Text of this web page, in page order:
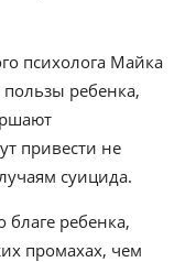
психолога Майка
ребенка,
привести не
суицида.
благе ребенка,
промахах, чем